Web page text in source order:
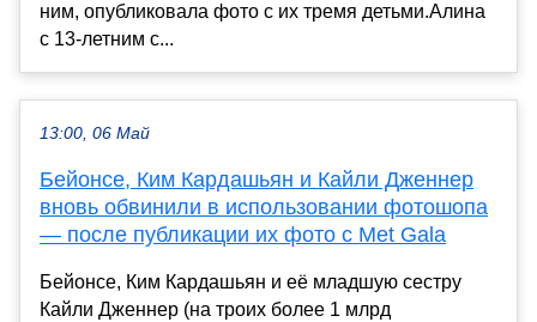
ним, опубликовала фото с их тремя детьми.Алина
с 13-летним с...
13:00, 06 Май
Бейонсе, Ким Кардашьян и Кайли Дженнер
вновь обвинили в использовании фотошопа
— после публикации их фото с Met Gala
Бейонсе, Ким Кардашьян и её младшую сестру
Кайли Дженнер (на троих более 1 млрд